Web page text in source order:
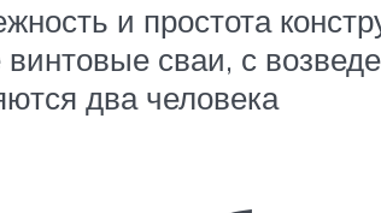
и простота
сваи, с
два человека